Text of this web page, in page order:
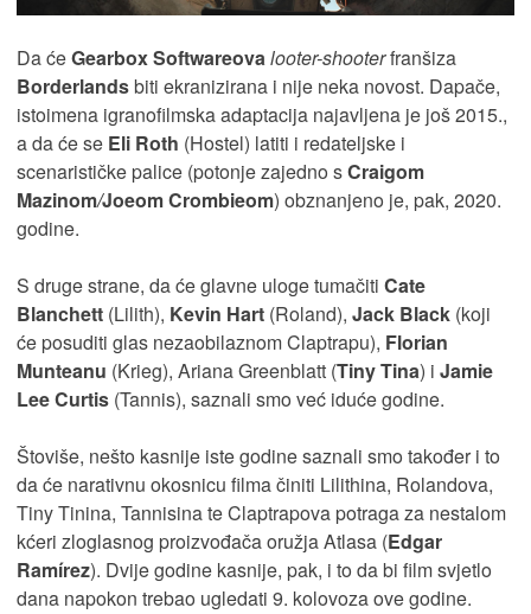
Da ćeGearbox Softwareovalooter-shooterfranšiza
Borderlandsbiti ekranizirana i nije neka novost. Dapače,
istoimena igranofilmska adaptacija najavljena je još 2015.,
a da će se Eli Roth (Hostel) latiti i redateljske i
scenarističke palice (potonje zajedno sCraigom
Mazinom/JoeomCrombieom) obznanjeno je, pak, 2020.
godine.
S druge strane, da će glavne uloge tumačiti Cate
Blanchett (Lilith), Kevin Hart (Roland), Jack Black (koji
će posuditi glas nezaobilaznom Claptrapu), Florian
Munteanu (Krieg), Ariana Greenblatt (Tiny Tina) i Jamie
Lee Curtis (Tannis), saznali smo već iduće godine.
Štoviše, nešto kasnije iste godine saznali smo također i to
da će narativnu okosnicu filma činiti Lilithina, Rolandova,
Tiny Tinina, Tannisina te Claptrapova potraga za nestalom
kćeri zloglasnog proizvođača oružja Atlasa (Edgar
Ramírez). Dvije godine kasnije, pak, i to da bi film svjetlo
dana napokon trebao ugledati 9. kolovoza ove godine.